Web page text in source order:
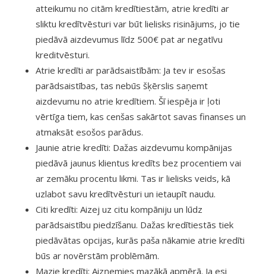
atteikumu no citām kredītiestām, atrie kredīti ar
sliktu kredītvēsturi var būt lielisks risinājums, jo tie
piedāvā aizdevumus līdz 500€ pat ar negatīvu
kreditvēsturi.
Atrie kredīti ar parādsaistībām: Ja tev ir esošas
parādsaistības, tas nebūs šķērslis saņemt
aizdevumu no atrie kredītiem. Šī iespēja ir ļoti
vērtīga tiem, kas cenšas sakārtot savas finanses un
atmaksāt esošos parādus.
Jaunie atrie kredīti: Dažas aizdevumu kompānijas
piedāvā jaunus klientus kredīts bez procentiem vai
ar zemāku procentu likmi. Tas ir lielisks veids, kā
uzlabot savu kredītvēsturi un ietaupīt naudu.
Citi kredīti: Aizej uz citu kompāniju un lūdz
parādsaistību piedzīšanu. Dažas kredītiestās tiek
piedāvātas opcijas, kurās paša nākamie atrie kredīti
būs ar novērstām problēmām.
Mazie kredīti: Aizņemies mazākā apmērā. Ja esi